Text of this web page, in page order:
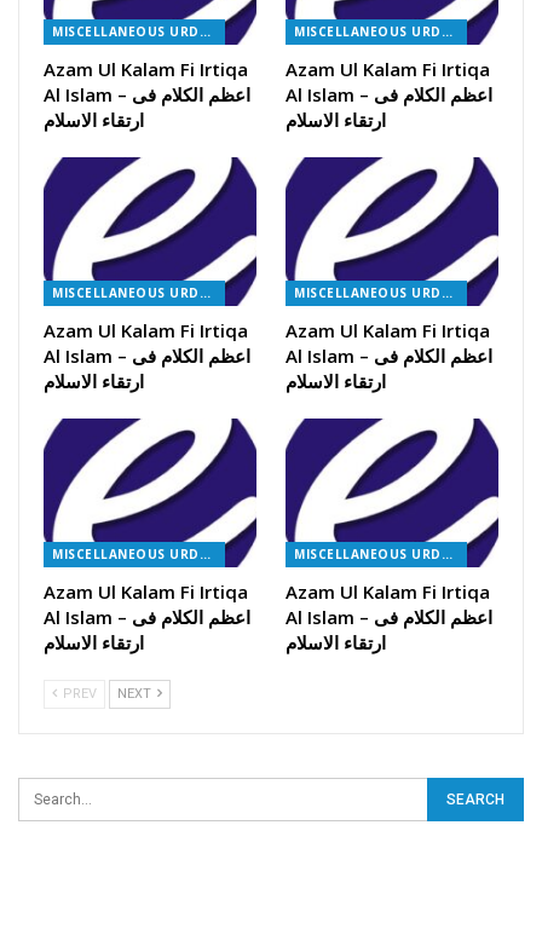
MISCELLANEOUS URDU BOOKS
Azam Ul Kalam Fi Irtiqa
Al Islam – اعظم الکلام فی
ارتقاء الاسلام
MISCELLANEOUS URDU BOOKS
Azam Ul Kalam Fi Irtiqa
Al Islam – اعظم الکلام فی
ارتقاء الاسلام
MISCELLANEOUS URDU BOOKS
Azam Ul Kalam Fi Irtiqa
Al Islam – اعظم الکلام فی
ارتقاء الاسلام
MISCELLANEOUS URDU BOOKS
Azam Ul Kalam Fi Irtiqa
Al Islam – اعظم الکلام فی
ارتقاء الاسلام
MISCELLANEOUS URDU BOOKS
Azam Ul Kalam Fi Irtiqa
Al Islam – اعظم الکلام فی
ارتقاء الاسلام
MISCELLANEOUS URDU BOOKS
Azam Ul Kalam Fi Irtiqa
Al Islam – اعظم الکلام فی
ارتقاء الاسلام
PREV NEXT